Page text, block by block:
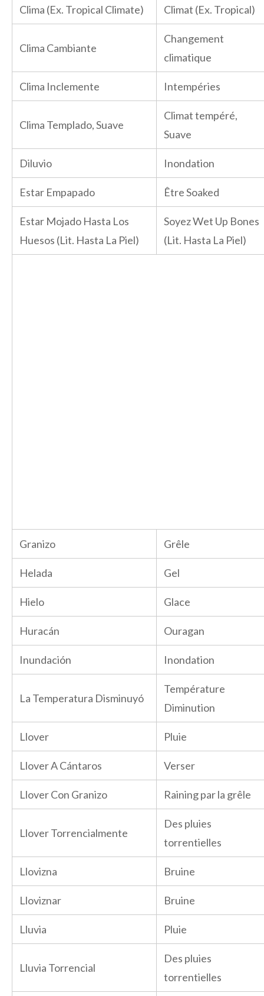
Clima (Ex. Tropical Climate) Climat (Ex. Tropical)
Clima Cambiante
Changement
climatique
Clima Inclemente Intempéries
Clima Templado, Suave
Climat tempéré,
Suave
Diluvio Inondation
Estar Empapado Être Soaked
Estar Mojado Hasta Los
Huesos (Lit. Hasta La Piel)
Soyez Wet Up Bones
(Lit. Hasta La Piel)
Granizo Grêle
Helada Gel
Hielo Glace
Huracán Ouragan
Inundación Inondation
La Temperatura Disminuyó
Température
Diminution
Llover Pluie
Llover A Cántaros Verser
Llover Con Granizo Raining par la grêle
Llover Torrencialmente
Des pluies
torrentielles
Llovizna Bruine
Lloviznar Bruine
Lluvia Pluie
Lluvia Torrencial
Des pluies
torrentielles